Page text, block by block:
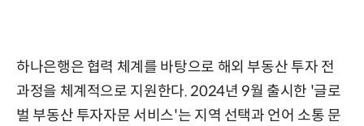
하나은행은 협력 체계를 바탕으로 해외 부동산 투자 전
과정을 체계적으로 지원한다. 2024년 9월 출시한 '글로
벌 부동산 투자자문 서비스'는 지역 선택과 언어 소통 문